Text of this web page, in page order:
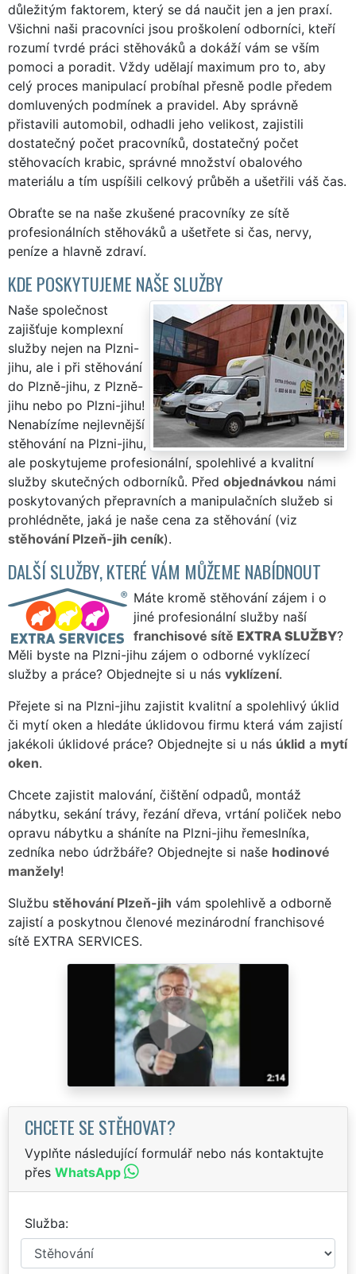
důležitým faktorem, který se dá naučit jen a jen praxí.
Všichni naši pracovníci jsou proškolení odborníci, kteří
rozumí tvrdé práci stěhováků a dokáží vám se vším
pomoci a poradit. Vždy udělají maximum pro to, aby
celý proces manipulací probíhal přesně podle předem
domluvených podmínek a pravidel. Aby správně
přistavili automobil, odhadli jeho velikost, zajistili
dostatečný počet pracovníků, dostatečný počet
stěhovacích krabic, správné množství obalového
materiálu a tím uspíšili celkový průběh a ušetřili váš čas.
Obraťte se na naše zkušené pracovníky ze sítě
profesionálních stěhováků a ušetřete si čas, nervy,
peníze a hlavně zdraví.
KDE POSKYTUJEME NAŠE SLUŽBY
Naše společnost
zajišťuje komplexní
služby nejen na Plzni-
jihu, ale i při stěhování
do Plzně-jihu, z Plzně-
jihu nebo po Plzni-jihu!
Nenabízíme nejlevnější
stěhování na Plzni-jihu,
ale poskytujeme profesionální, spolehlivé a kvalitní
služby skutečných odborníků. Před objednávkou námi
poskytovaných přepravních a manipulačních služeb si
prohlédněte, jaká je naše cena za stěhování (viz
stěhování Plzeň-jih ceník).
DALŠÍ SLUŽBY, KTERÉ VÁM MŮŽEME NABÍDNOUT
Máte kromě stěhování zájem i o
jiné profesionální služby naší
franchisové sítě EXTRA SLUŽBY?
Měli byste na Plzni-jihu zájem o odborné vyklízecí
služby a práce? Objednejte si u nás vyklízení.
Přejete si na Plzni-jihu zajistit kvalitní a spolehlivý úklid
či mytí oken a hledáte úklidovou firmu která vám zajistí
jakékoli úklidové práce? Objednejte si u nás úklid a mytí
oken.
Chcete zajistit malování, čištění odpadů, montáž
nábytku, sekání trávy, řezání dřeva, vrtání poliček nebo
opravu nábytku a sháníte na Plzni-jihu řemeslníka,
zedníka nebo údržbáře? Objednejte si naše hodinové
manžely!
Službu stěhování Plzeň-jih vám spolehlivě a odborně
zajistí a poskytnou členové mezinárodní franchisové
sítě EXTRA SERVICES.
CHCETE SE STĚHOVAT?
Vyplňte následující formulář nebo nás kontaktujte
přes WhatsApp
Služba